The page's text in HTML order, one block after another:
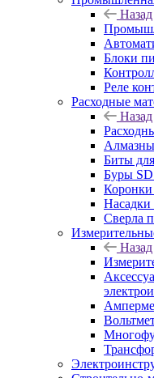
Назад
Блоки
Реле
Расходные
Назад
Биты
Буры
Коронки
Насадки
Сверла
Назад